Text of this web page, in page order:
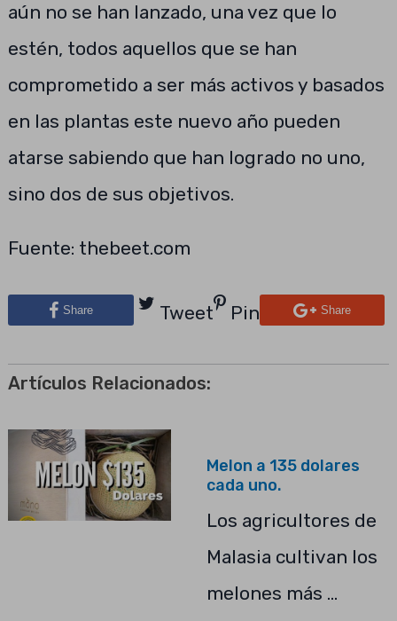
aún no se han lanzado, una vez que lo
estén, todos aquellos que se han
comprometido a ser más activos y basados ​​
en las plantas este nuevo año pueden
atarse sabiendo que han logrado no uno,
sino dos de sus objetivos.
Fuente: thebeet.com
Share Tweet Pin Share
Artículos Relacionados:
Melon a 135 dolares
cada uno.
Los agricultores de
Malasia cultivan los
melones más …